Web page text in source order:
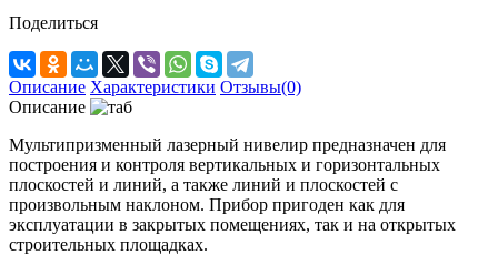
Поделиться
Описание Характеристики Отзывы(0)
Описание
Мультипризменный лазерный нивелир предназначен для
построения и контроля вертикальных и горизонтальных
плоскостей и линий, а также линий и плоскостей с
произвольным наклоном. Прибор пригоден как для
эксплуатации в закрытых помещениях, так и на открытых
строительных площадках.